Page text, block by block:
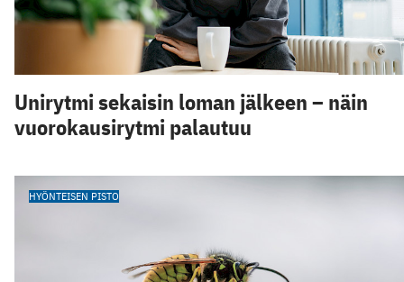
Unirytmi sekaisin loman jälkeen – näin
vuorokausirytmi palautuu
HYÖNTEISEN PISTO